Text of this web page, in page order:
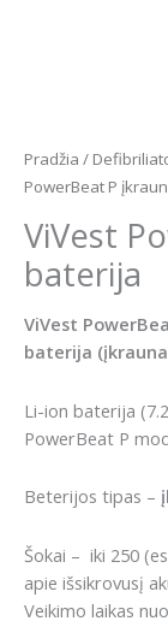
Pradžia /
PowerBeat P
ViVest
baterija
ViVest
baterija
Li-ion baterija
PowerBeat P
Beterijos tipas –
Šokai – iki 250
apie išsikrovusį
Veikimo laikas